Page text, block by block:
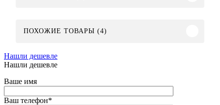
ПОХОЖИЕ ТОВАРЫ (4)
Нашли дешевле
Нашли дешевле
Ваше имя
Ваш телефон*